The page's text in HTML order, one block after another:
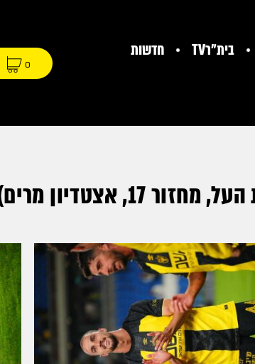
בית"רTV
חדשות
0